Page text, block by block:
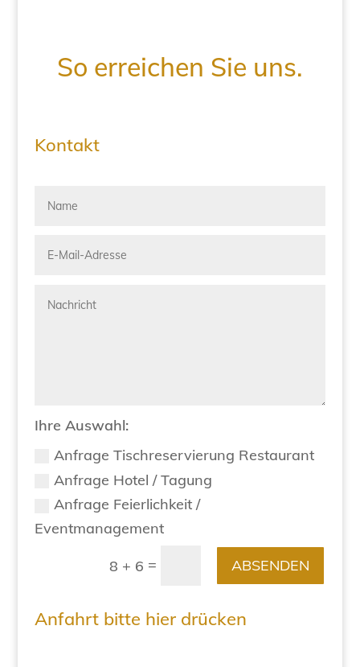
So erreichen Sie uns.
Kontakt
Ihre Auswahl:
Anfrage Tischreservierung Restaurant
Anfrage Hotel / Tagung
Anfrage Feierlichkeit /
Eventmanagement
8 + 6 = ABSENDEN
Anfahrt bitte hier drücken